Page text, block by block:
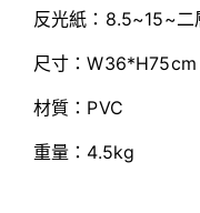
反光紙：8.5~15~二
尺寸：W36*H75cm
材質：PVC
重量：4.5kg